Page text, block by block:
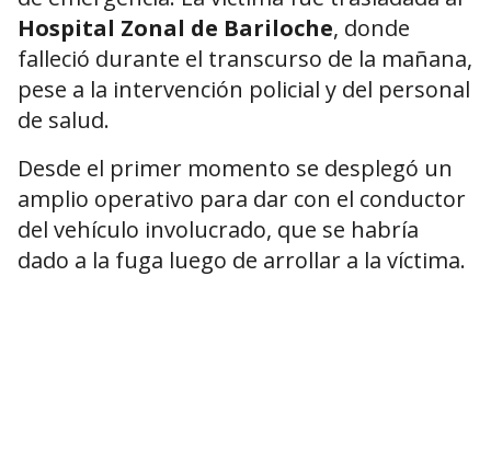
Hospital Zonal de Bariloche, donde
falleció durante el transcurso de la mañana,
pese a la intervención policial y del personal
de salud.
Desde el primer momento se desplegó un
amplio operativo para dar con el conductor
del vehículo involucrado, que se habría
dado a la fuga luego de arrollar a la víctima.